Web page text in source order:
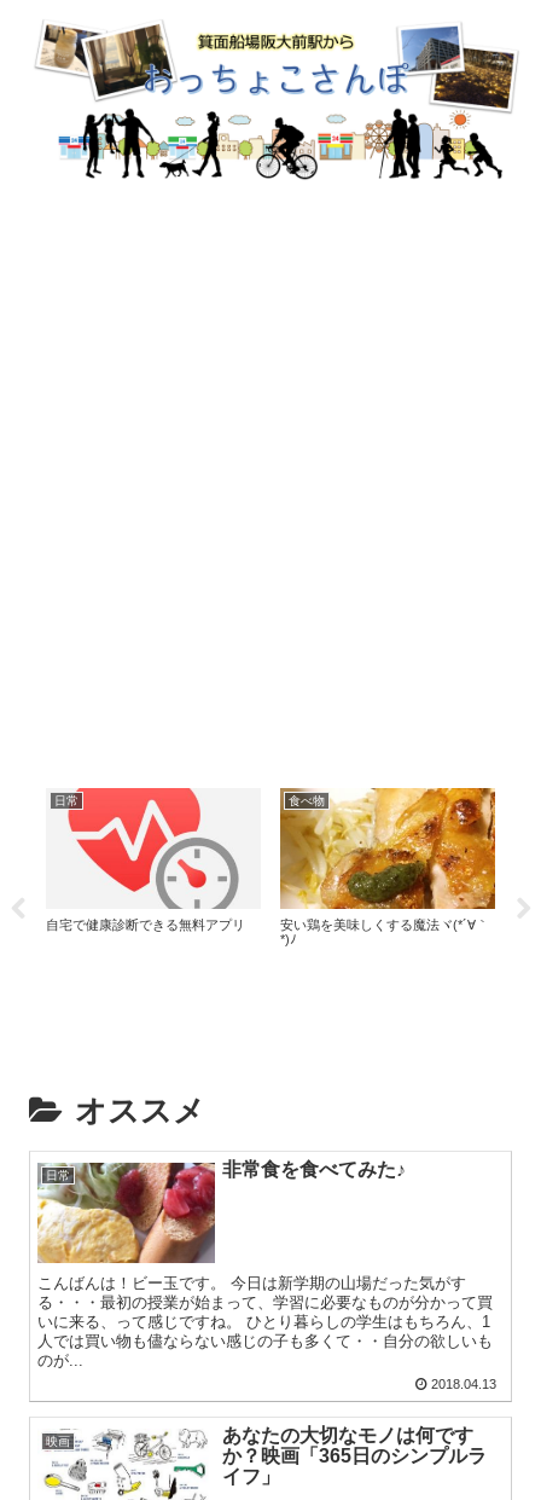
日常
自宅で健康診断できる無料アプリ
食べ物
安い鶏を美味しくする魔法ヾ(*´∀｀
*)ﾉ
オススメ
日常 非常食を食べてみた♪
こんばんは！ビー玉です。 今日は新学期の山場だった気がす
る・・・最初の授業が始まって、学習に必要なものが分かって買
いに来る、って感じですね。 ひとり暮らしの学生はもちろん、1
人では買い物も儘ならない感じの子も多くて・・自分の欲しいも
のが...
2018.04.13
映画
あなたの大切なモノは何です
か？映画「365日のシンプルラ
イフ」